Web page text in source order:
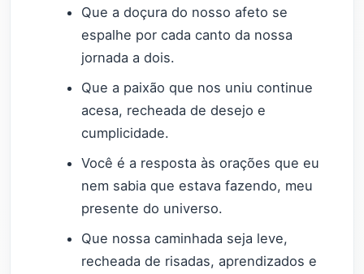
Que a doçura do nosso afeto se
espalhe por cada canto da nossa
jornada a dois.
Que a paixão que nos uniu continue
acesa, recheada de desejo e
cumplicidade.
Você é a resposta às orações que eu
nem sabia que estava fazendo, meu
presente do universo.
Que nossa caminhada seja leve,
recheada de risadas, aprendizados e